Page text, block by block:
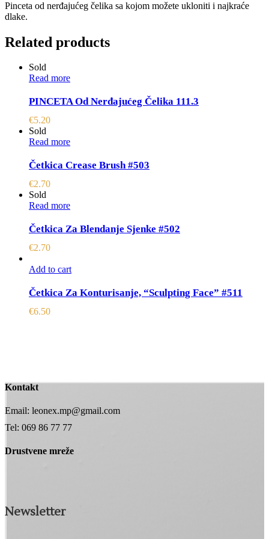
Pinceta od nerđajućeg čelika sa kojom možete ukloniti i najkraće
dlake.
Related products
Sold
Read more
PINCETA Od Nerđajućeg Čelika 111.3
€5.20
Sold
Read more
Četkica Crease Brush #503
€2.70
Sold
Read more
Četkica Za Blendanje Sjenke #502
€2.70
Add to cart
Četkica Za Konturisanje, “Sculpting Face” #511
€6.50
Kontakt
Email: leonex.mp@gmail.com
Tel: 069 86 77 77
Drustvene mreže
Newsletter